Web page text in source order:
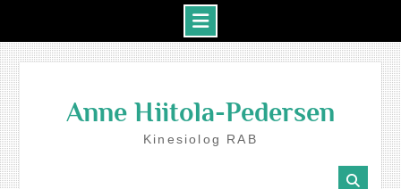
contentAnne Hiitola-Pedersen
Kinesiolog RAB